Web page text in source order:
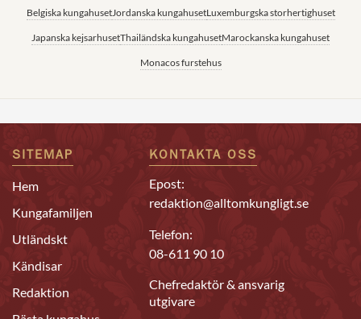
Belgiska kungahusetJordanska kungahusetLuxemburgska storhertighuset
Japanska kejsarhusetThailändska kungahusetMarockanska kungahuset
Monacos furstehus
SITEMAP
Hem
Kungafamiljen
Utländskt
Kändisar
Redaktion
KONTAKTA OSS
Epost:
redaktion@alltomkungligt.se
Telefon:
08-611 90 10
Chefredaktör & ansvarig
utgivare